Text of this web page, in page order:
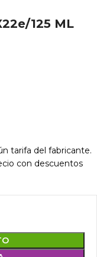
125 ML
tarifa del fabricante.
con descuentos